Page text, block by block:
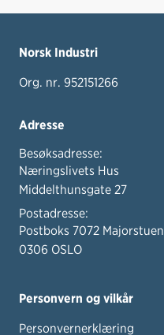
Norsk Industri
Org. nr. 952151266
Adresse
Besøksadresse:
Næringslivets Hus
Middelthunsgate 27
Postadresse:
Postboks 7072 Majorstuen
0306 OSLO
Personvern og vilkår
Personvernerklæring